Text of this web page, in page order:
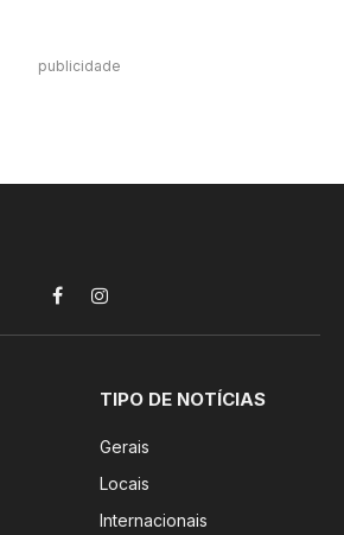
publicidade
FacebookInstagram
TIPO DE NOTÍCIAS
Gerais
Locais
Internacionais